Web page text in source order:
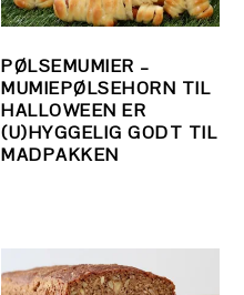
PØLSEMUMIER –
MUMIEPØLSEHORN TIL
HALLOWEEN ER
(U)HYGGELIG GODT TIL
MADPAKKEN